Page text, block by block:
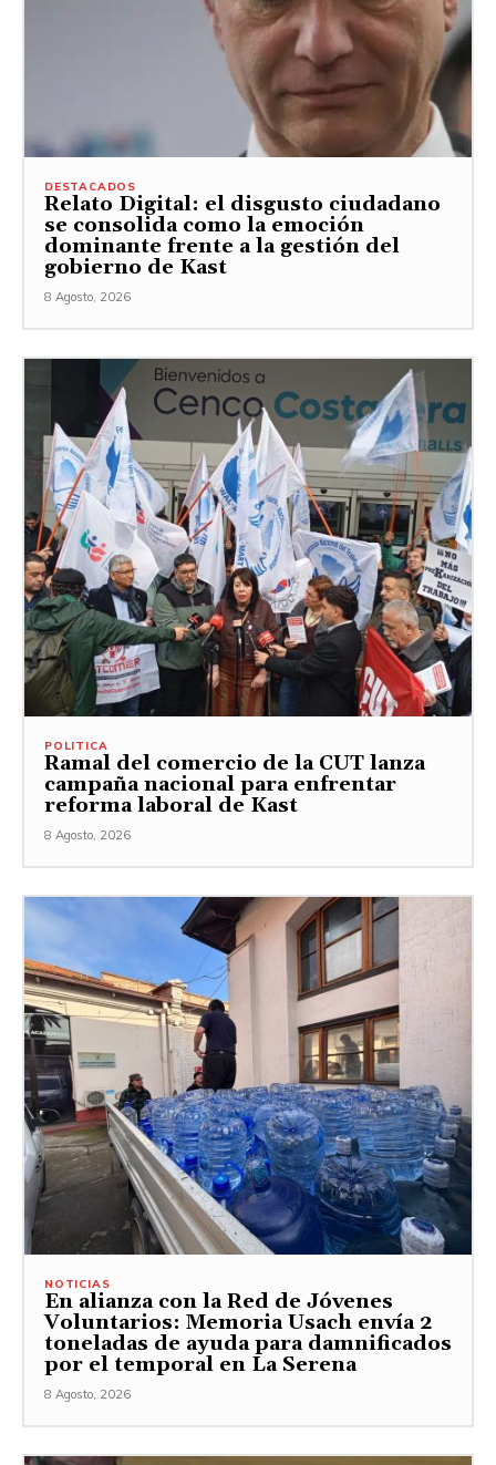
DESTACADOS
Relato Digital: el disgusto ciudadano
se consolida como la emoción
dominante frente a la gestión del
gobierno de Kast
8 Agosto, 2026
POLITICA
Ramal del comercio de la CUT lanza
campaña nacional para enfrentar
reforma laboral de Kast
8 Agosto, 2026
NOTICIAS
En alianza con la Red de Jóvenes
Voluntarios: Memoria Usach envía 2
toneladas de ayuda para damnificados
por el temporal en La Serena
8 Agosto, 2026